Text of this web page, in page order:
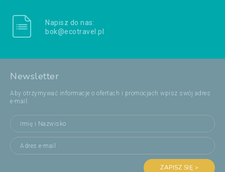
Napisz do nas:
bok@ecotravel.pl
Newsletter
Aby otrzymywać informacje o ofertach i promocjach wpisz swój adres
e-mail:
ZAPISZ SIĘ >